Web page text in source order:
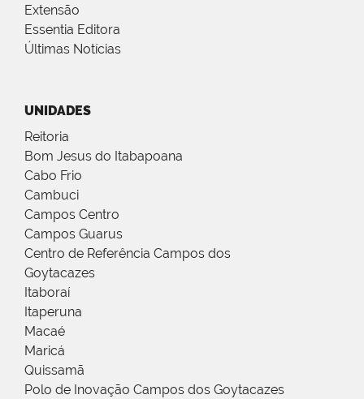
Extensão
Essentia Editora
Últimas Notícias
UNIDADES
Reitoria
Bom Jesus do Itabapoana
Cabo Frio
Cambuci
Campos Centro
Campos Guarus
Centro de Referência Campos dos
Goytacazes
Itaboraí
Itaperuna
Macaé
Maricá
Quissamã
Polo de Inovação Campos dos Goytacazes